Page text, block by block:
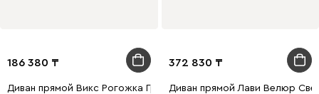
186 380
Диван прямой Викс Рогожка Графитовый
372 830
Диван прямой Лави Велюр